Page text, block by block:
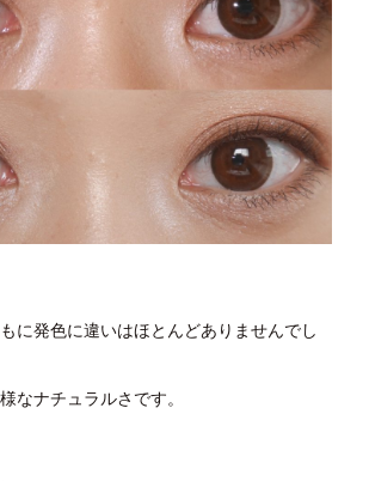
に発色に違いはほとんどありませんでし
なナチュラルさです。